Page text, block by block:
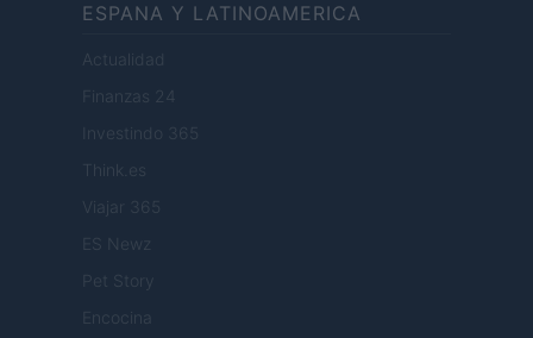
ESPANA Y LATINOAMERICA
Actualidad
Finanzas 24
Investindo 365
Think.es
Viajar 365
ES Newz
Pet Story
Encocina